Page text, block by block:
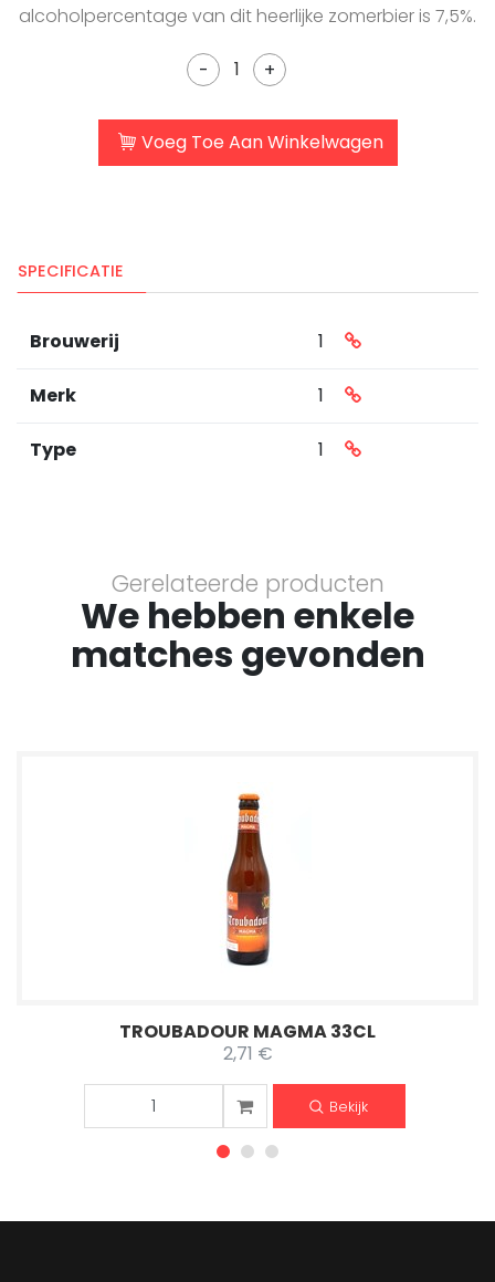
alcoholpercentage van dit heerlijke zomerbier is 7,5%.
- +
Voeg Toe Aan Winkelwagen
SPECIFICATIE
Brouwerij 1
Merk 1
Type 1
Gerelateerde producten
We hebben enkele
matches gevonden
TROUBADOUR MAGMA 33CL
2,71 €
Bekijk